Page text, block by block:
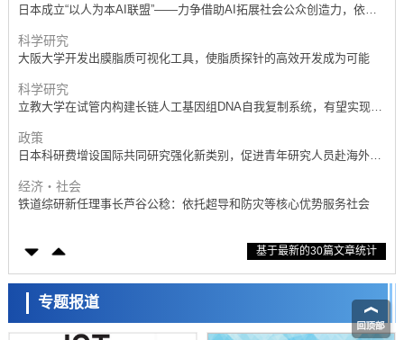
大阪大学开发出膜脂质可视化工具，使脂质探针的高效开发成为可能
科学研究
立教大学在试管内构建长链人工基因组DNA自我复制系统，有望实现携
政策
日本科研费增设国际共同研究强化新类别，促进青年研究人员赴海外开
经济・社会
铁道综研新任理事长芦谷公稔：依托超导和防灾等核心优势服务社会
科学研究
东京大学通过叶绿体基因组编辑技术强化碳固定酶，成功提高光合作用
藤田医科大学等成功鉴定出非结核分枝杆菌生存的必需基因，首次揭示
经济・社会
【AI法下篇】如何应对AI的不可控性——中央大学平野晋教授专访
科学研究
基于最新的30篇文章统计
专题报道